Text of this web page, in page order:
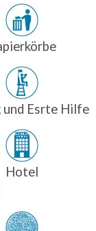
und Esrte Hilfe
Hotel